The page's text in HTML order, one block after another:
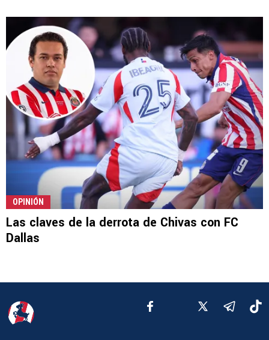
OPINIÓN
Las claves de la derrota de Chivas con FC
Dallas